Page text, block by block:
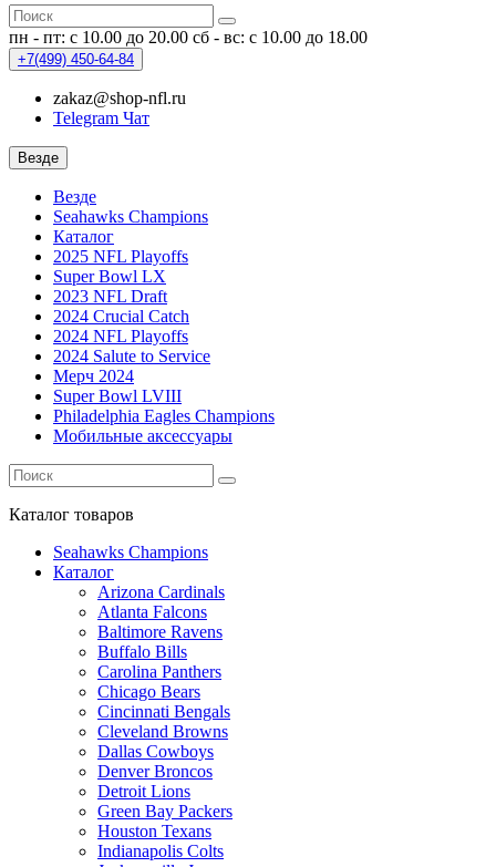
пн - пт: с 10.00 до 20.00 сб - вс: с 10.00 до 18.00
+7(499) 450-64-84
zakaz@shop-nfl.ru
Telegram Чат
Везде
Везде
Seahawks Champions
Каталог
2025 NFL Playoffs
Super Bowl LX
2023 NFL Draft
2024 Crucial Catch
2024 NFL Playoffs
2024 Salute to Service
Мерч 2024
Super Bowl LVIII
Philadelphia Eagles Champions
Мобильные аксессуары
Каталог товаров
Seahawks Champions
Каталог
Arizona Cardinals
Atlanta Falcons
Baltimore Ravens
Buffalo Bills
Carolina Panthers
Chicago Bears
Cincinnati Bengals
Cleveland Browns
Dallas Cowboys
Denver Broncos
Detroit Lions
Green Bay Packers
Houston Texans
Indianapolis Colts